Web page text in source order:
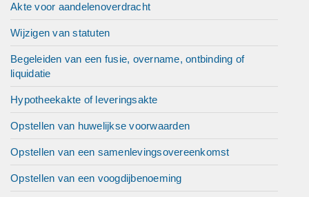
Akte voor aandelenoverdracht
Wijzigen van statuten
Begeleiden van een fusie, overname, ontbinding of
liquidatie
Hypotheekakte of leveringsakte
Opstellen van huwelijkse voorwaarden
Opstellen van een samenlevingsovereenkomst
Opstellen van een voogdijbenoeming